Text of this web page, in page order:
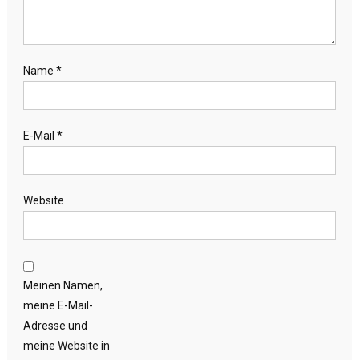
Name *
E-Mail *
Website
Meinen Namen,
meine E-Mail-
Adresse und
meine Website in